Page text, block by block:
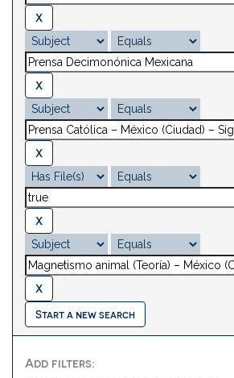
Start a new search
Add filters: